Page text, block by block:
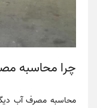
چرا محاسبه
محاسبه مصرف آب